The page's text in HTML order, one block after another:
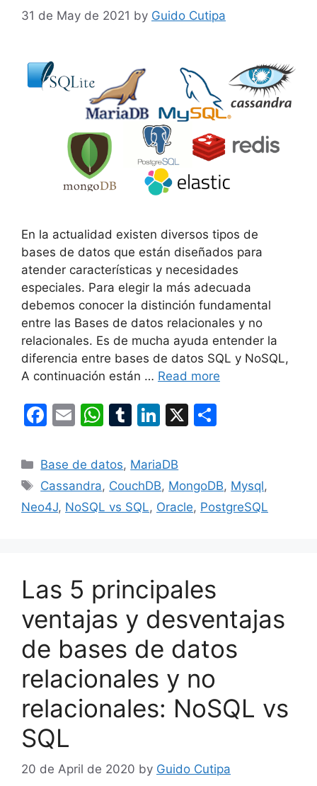
31 de May de 2021 by Guido Cutipa
En la actualidad existen diversos tipos de
bases de datos que están diseñados para
atender características y necesidades
especiales. Para elegir la más adecuada
debemos conocer la distinción fundamental
entre las Bases de datos relacionales y no
relacionales. Es de mucha ayuda entender la
diferencia entre bases de datos SQL y NoSQL,
A continuación están … Read more
F
c
e
b
E
ai
l
W
at
s
A
T
m
bl
r
Li
k
e
dI
X
e
Categories
Base de datos, MariaDB
Tags
Cassandra, CouchDB, MongoDB, Mysql,
Neo4J, NoSQL vs SQL, Oracle, PostgreSQL
Las 5 principales
ventajas y desventajas
de bases de datos
relacionales y no
relacionales: NoSQL vs
SQL
20 de April de 2020 by Guido Cutipa